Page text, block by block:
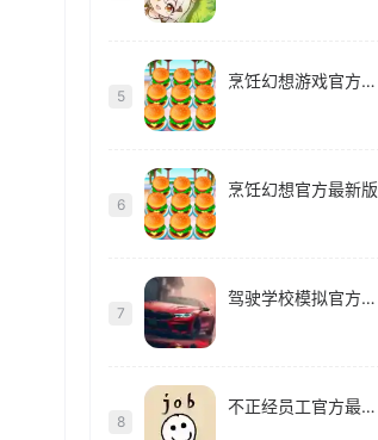
5
烹饪幻想游戏官方最新版
6
烹饪幻想官方最新版
7
驾驶学校模拟官方最新版
8
不正经员工官方最新版